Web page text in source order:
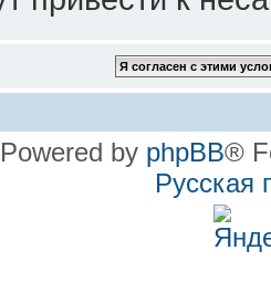
Powered by phpBB®
Русская